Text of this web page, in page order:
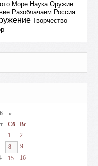
Море Наука Оружие
Разоблачаем Россия
Творчество
»
Сб
Вс
1
2
8
9
15
16